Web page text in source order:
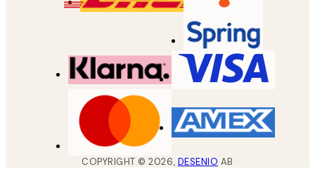
COPYRIGHT ©2026, DESENIO AB